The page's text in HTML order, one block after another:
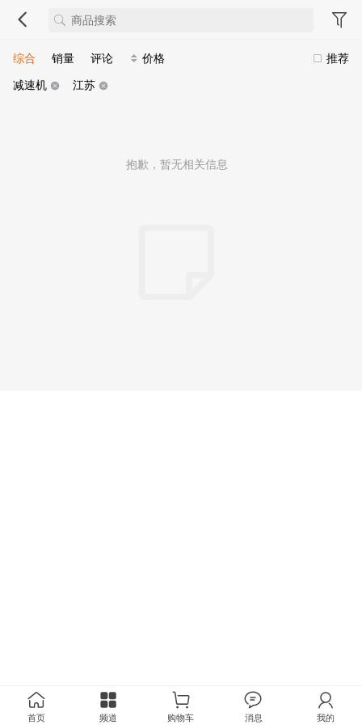
推荐
综合 销量 评论
价格
减速机
江苏
抱歉，暂无相关信息
首页 频道 购物车 消息 我的